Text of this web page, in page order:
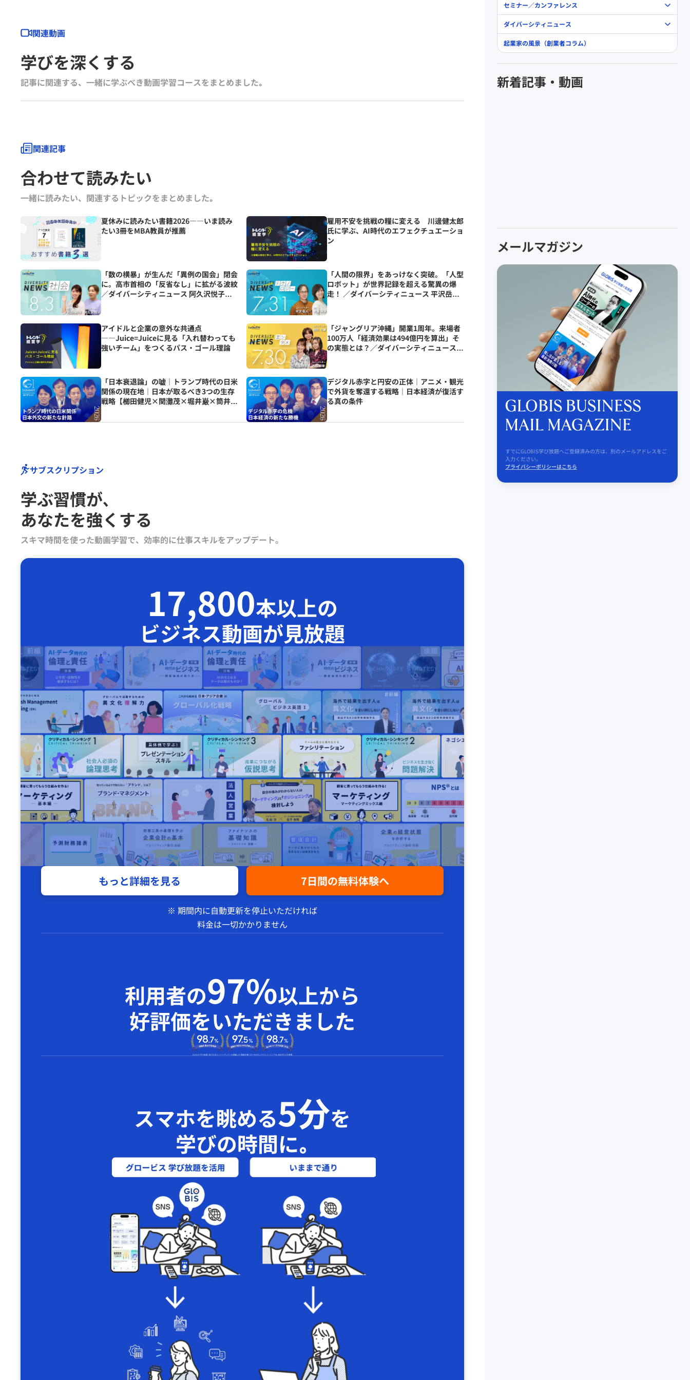
関連動画
学びを深くする
記事に関連する、一緒に学ぶべき動画学習コースをまとめました｡
関連記事
合わせて読みたい
一緒に読みたい、関連するトピックをまとめました｡
夏休みに読みたい書籍2026――いま読み
たい3冊をMBA教員が推薦
雇用不安を挑戦の糧に変える 川邊健太郎
氏に学ぶ、AI時代のエフェクチュエーショ
ン
「数の横暴」が生んだ「異例の国会」閉会
に。高市首相の「反省なし」に拡がる波紋
／ダイバーシティニュース 阿久沢悦子
「人間の限界」をあっけなく突破。「人型
ロボット」が世界記録を超える驚異の爆
走！ ／ダイバーシティニュース 平沢岳人
アイドルと企業の意外な共通点
――Juice=Juiceに見る「入れ替わっても
強いチーム」をつくるパス・ゴール理論
「ジャングリア沖縄」開業1周年。来場者
100万人「経済効果は494億円を算出」そ
の実態とは？／ダイバーシティニュース
「日本衰退論」の嘘｜トランプ時代の日米
関係の現在地｜日本が取るべき3つの生存
戦略【櫛田健児×関灘茂×堀井巌×筒井清
デジタル赤字と円安の正体｜アニメ・観光
で外貨を奪還する戦略｜日本経済が復活す
る真の条件
サブスクリプション
学ぶ習慣が､
あなたを強くする
スキマ時間を使った動画学習で、効率的に仕事スキルをアップデート。
17,800本以上の
ビジネス動画が見放題
7日間の無料体験へ
もっと詳細を見る
※ 期間内に自動更新を停止いただければ
料金は一切かかりません
利用者の97%以上から
好評価をいただきました
スマホを眺める5分を
学びの時間に｡
セミナー／カンファレンス
ダイバーシティニュース
起業家の風景（創業者コラム）
新着記事・動画
メールマガジン
すでにGLOBIS学び放題へご登録済みの方は、別のメールアドレスをご
入力ください。
プライバシーポリシーはこちら